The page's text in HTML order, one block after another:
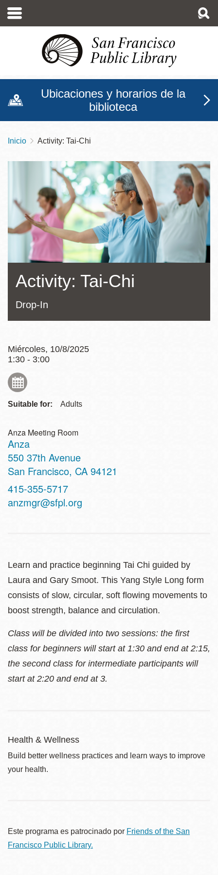
contenido
Ubicaciones y horarios de la
biblioteca
Sobrescribir
enlaces
ayuda
a
la
navegación
Inicio Activity: Tai-Chi
Activity: Tai-Chi
Drop-In
Miércoles, 10/8/2025
1:30 - 3:00
Suitable for: Adults
Anza Meeting Room
Anza
Address
550 37th Avenue
San Francisco, CA 94121
Contact
Telephone
415-355-5717
anzmgr@sfpl.org
Learn and practice beginning Tai Chi guided by
Laura and Gary Smoot. This Yang Style Long form
consists of slow, circular, soft flowing movements to
boost strength, balance and circulation.
Class will be divided into two sessions: the first
class for beginners will start at 1:30 and end at 2:15,
the second class for intermediate participants will
start at 2:20 and end at 3.
Health & Wellness
Build better wellness practices and learn ways to improve
your health.
Este programa es patrocinado por Friends of the San
Francisco Public Library.